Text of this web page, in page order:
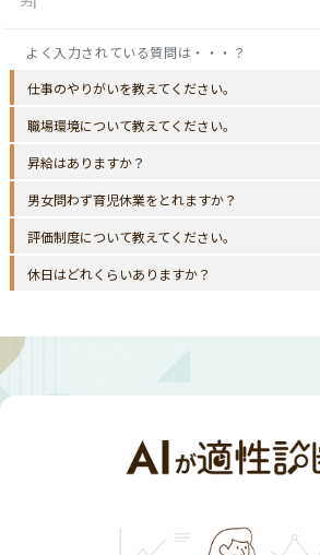
仕事のやりがいを教えてください。
職場環境について教えてください。
昇給はありますか？
男女問わず育児休業をとれますか？
評価制度について教えてください。
休日はどれくらいありますか？